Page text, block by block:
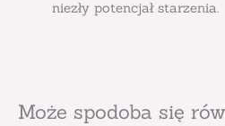
niezły potencjał starzenia.
Może spodoba się